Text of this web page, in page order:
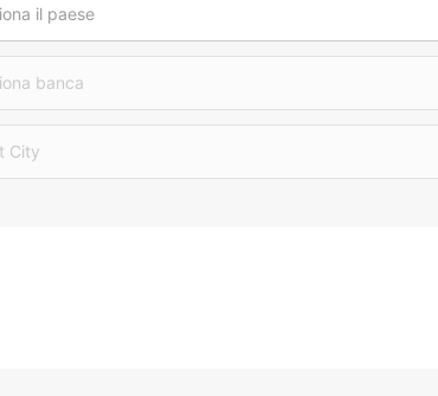
il paese
banca
City